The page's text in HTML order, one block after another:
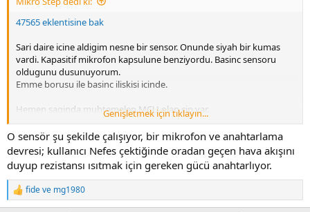
47565 eklentisine bak
Sari daire icine aldigim nesne bir sensor. Onunde siyah bir kumas
vardi. Kapasitif mikrofon kapsulune benziyordu. Basinc sensoru
oldugunu dusunuyorum.
Emme borusu ile basinc iliskisi icinde.
Hemen saginda muhtemelen MCU olan cip var.
ELF BAR BC20000 TOUCH - Watermelon Cherry Disposable Vape
Discover ELF BAR BC20000 TOUCH Watermelon Cherry
disposable vape. Enjoy 20000 puffs of 5% nicotine.
Rechargeable for extended use. Fast, free EU shipping.
www.elfbarvape.eu
Genişletmek için tıklayın...
O sensör şu şekilde çalışıyor, bir mikrofon ve anahtarlama
devresi; kullanıcı Nefes çektiğinde oradan geçen hava akışını
duyup rezistansı ısıtmak için gereken gücü anahtarlıyor.
R
e
fideve mg1980